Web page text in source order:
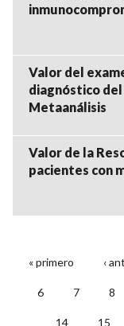
Valor del
diagnóstico
Metaanálisis
Valor de la
pacientes con
PÁGINAS
« primero ‹
6 7 8
14 15